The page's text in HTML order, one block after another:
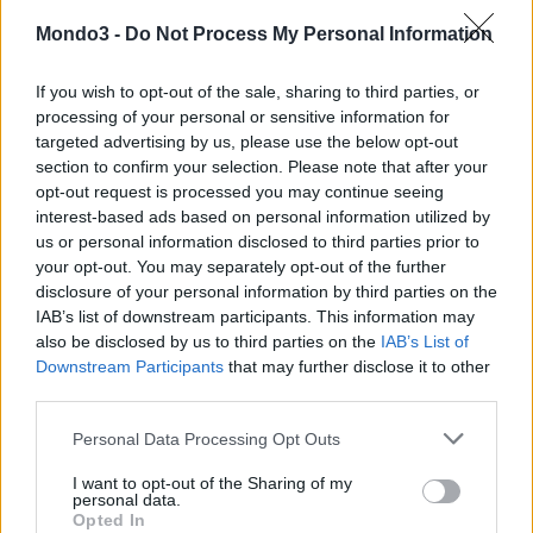
Mondo3 - Do Not Process My Personal Information
If you wish to opt-out of the sale, sharing to third parties, or
processing of your personal or sensitive information for
targeted advertising by us, please use the below opt-out
section to confirm your selection. Please note that after your
opt-out request is processed you may continue seeing
interest-based ads based on personal information utilized by
us or personal information disclosed to third parties prior to
your opt-out. You may separately opt-out of the further
disclosure of your personal information by third parties on the
IAB’s list of downstream participants. This information may
also be disclosed by us to third parties on the IAB’s List of
Downstream Participants that may further disclose it to other
Personal Data Processing Opt Outs
I want to opt-out of the Sharing of my
personal data.
Opted In
registrato la velocità di connessione media più elevata pari a
26 Mbps, seguito a breve distanza dalla Germania 24,1 Mbps.
Tra i paesi e le regioni europee incluse nel monitoraggio, 19
hanno registrato una velocità di connessione mobile media
uguale o superiore a 10 Mbps.
Annunciate durante il primo trimestre 2017, ecco alcune
novità che fanno prevedere la continuazione del trend di
crescita per l’adozione e la velocità della banda larga:
che fornisce banda larga basata su fibra a 300 Mbps per
le aree rurali e poco servite nel paese.
Nel Regno Unito, BT ha annunciato il lancio del suo servizio a